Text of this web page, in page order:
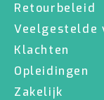
Retourbeleid
Veelgestelde
Klachten
Opleidingen
Zakelijk